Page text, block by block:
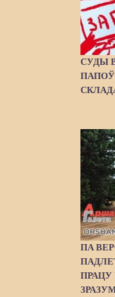
СУДЫ
ПА
ПРАЦУ